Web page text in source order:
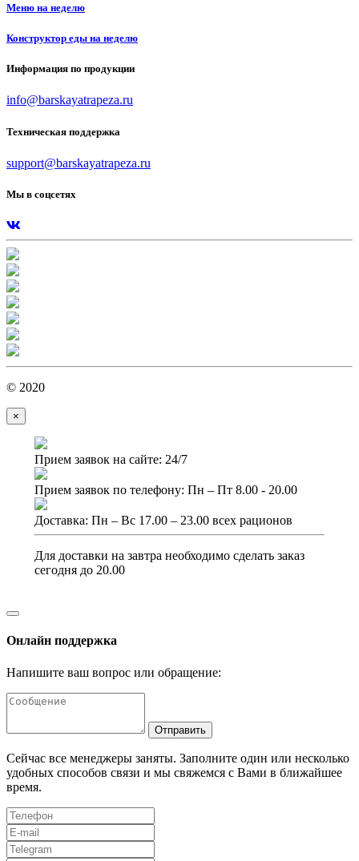
Меню на неделю
Конструктор еды на неделю
Информация по продукции
info@barskayatrapeza.ru
Техническая поддержка
support@barskayatrapeza.ru
Мы в соцсетях
© 2020
×
Прием заявок на сайте: 24/7
Прием заявок по телефону: Пн – Пт 8.00 - 20.00
Доставка: Пн – Вс 17.00 – 23.00 всех рационов
Для доставки на завтра необходимо сделать заказ
сегодня до 20.00
Онлайн поддержка
Напишите ваш вопрос или обращение:
Отправить
Сейчас все менеджеры заняты. Заполните один или несколько
удобных способов связи и мы свяжемся с Вами в ближайшее
время.